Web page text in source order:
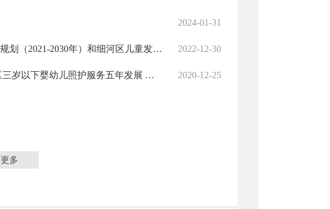
2024-01-31
阜新市细河区人民政府关于印发细河区妇女发展规划（2021-2030年）和细河区儿童发展规划（2021-2030年）的通知 2022-12-30
阜新市细河区人民政府办公室关于印发 《细河区三岁以下婴幼儿照护服务五年发展 规划（2021—2025年）》的通知 2020-12-25
更多